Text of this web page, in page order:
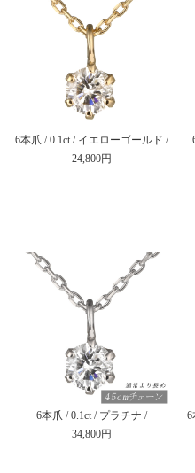
6本爪 / 0.1ct / イエローゴールド /
24,800円
6本爪 / 0.1ct / プラチナ /
34,800円
6